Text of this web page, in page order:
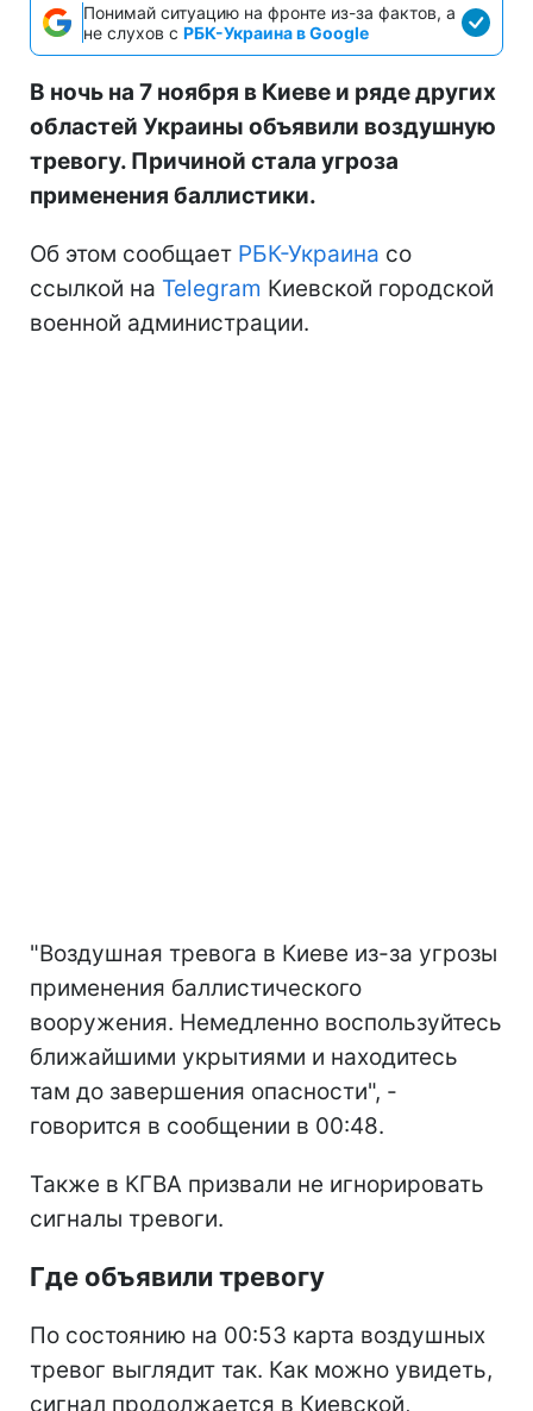
Понимай ситуацию на фронте из-за фактов, а
не слухов с РБК-Украина в Google
В ночь на 7 ноября в Киеве и ряде других
областей Украины объявили воздушную
тревогу. Причиной стала угроза
применения баллистики.
Об этом сообщает РБК-Украина со
ссылкой на Telegram Киевской городской
военной администрации.
"Воздушная тревога в Киеве из-за угрозы
применения баллистического
вооружения. Немедленно воспользуйтесь
ближайшими укрытиями и находитесь
там до завершения опасности", -
говорится в сообщении в 00:48.
Также в КГВА призвали не игнорировать
сигналы тревоги.
Где объявили тревогу
По состоянию на 00:53 карта воздушных
тревог выглядит так. Как можно увидеть,
сигнал продолжается в Киевской,